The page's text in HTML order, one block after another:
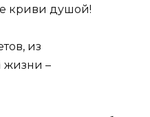
криви душой!
из
жизни –